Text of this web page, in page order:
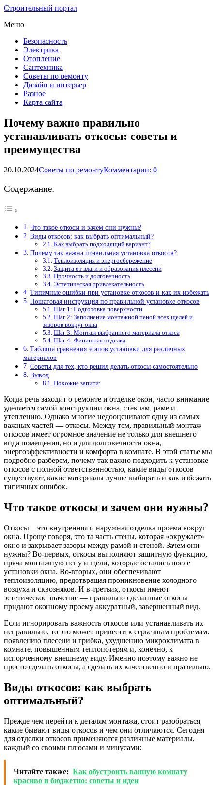
Строительный портал
Меню
Безопасность
Электрика
Отопление
Сантехника
Советы по ремонту
Дизайн и интерьер
Разное
Карта сайта
Почему важно правильно
устанавливать откосы: советы и
преимущества
20.10.2024Советы по ремонтуКомментарии: 0
Содержание:
Что такое откосы и зачем они нужны?
Виды откосов: как выбрать оптимальный?
Как выбрать подходящий вариант?
Почему так важна правильная установка откосов?
Теплоизоляция и энергосбережение
Защита от влаги и образования плесени
Прочность и долговечность
Эстетическая привлекательность
Типичные ошибки при установке откосов и как их избежать
Пошаговая инструкция по правильной установке откосов
Шаг 1: Подготовка поверхности
Шаг 2: Заполнение монтажной пеной всех щелей и
зазоров вокруг окна
Шаг 3: Монтаж выбранного материала откоса
Шаг 4: Финишная отделка
Таблица сравнения этапов установки для различных
материалов
Советы для тех, кто решил делать откосы самостоятельно
Вывод
Похожие записи:
Когда речь заходит о ремонте и отделке окон, часто внимание
уделяется самой конструкции окна, стеклам, раме и
утеплению. Однако многие недооценивают одну из самых
важных частей — откосы. Между тем, правильный монтаж
откосов имеет огромное значение не только для внешнего
вида помещения, но и для долговечности окна,
энергоэффективности и комфорта в комнате. В этой статье мы
подробно разберем, почему так важно подходить к установке
откосов с полной ответственностью, какие виды откосов
существуют, какие материалы лучше выбирать и как избежать
типичных ошибок.
Что такое откосы и зачем они нужны?
Откосы – это внутренняя и наружная отделка проема вокруг
окна. Проще говоря, это та часть стены, которая «окружает»
окно и закрывает зазоры между рамой и стеной. Зачем они
нужны? Во-первых, откосы выполняют защитную функцию,
пряча монтажную пену и щели, которые остались после
установки окна. Во-вторых, они обеспечивают
теплоизоляцию, предотвращая проникновение холодного
воздуха и сквозняков. И в-третьих, откосы имеют
эстетическое значение — правильно сделанные откосы
придают оконному проему аккуратный, завершенный вид.
Если игнорировать важность откосов или устанавливать их
неправильно, то это может привести к серьезным проблемам:
появлению плесени и грибка, ухудшению микроклимата в
комнате, повышенным теплопотерям и, конечно, к
испорченному внешнему виду. Именно поэтому важно не
просто сделать откосы, а сделать их качественно и правильно.
Виды откосов: как выбрать
оптимальный?
Прежде чем перейти к деталям монтажа, стоит разобраться,
какие бывают виды откосов и чем они отличаются. Сегодня
для отделки откосов применяются различные материалы,
каждый со своими плюсами и минусами:
Читайте также: Как обустроить ванную комнату
красиво и бюджетно: советы и идеи